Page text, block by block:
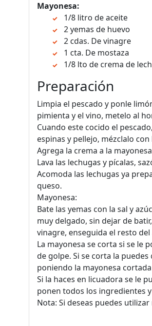
Mayonesa:
1/8 litro de aceite
2 yemas de huevo
2 cdas. De vinagre
1 cta. De mostaza
1/8 lto de crema de
Preparación
Limpia el pescado y ponle
pimienta y el vino, metelo al
Cuando este cocido el
espinas y pellejo, mézclalo
Agrega la crema a la
Lava las lechugas y pícalas,
Acomoda las lechugas ya
queso.
Mayonesa:
Bate las yemas con la sal y
muy delgado, sin dejar de
vinagre, enseguida el resto
La mayonesa se corta si se le
de golpe. Si se corta la
poniendo la mayonesa
Si la haces en licuadora se le
ponen todos los ingredientes
Nota: Si deseas puedes